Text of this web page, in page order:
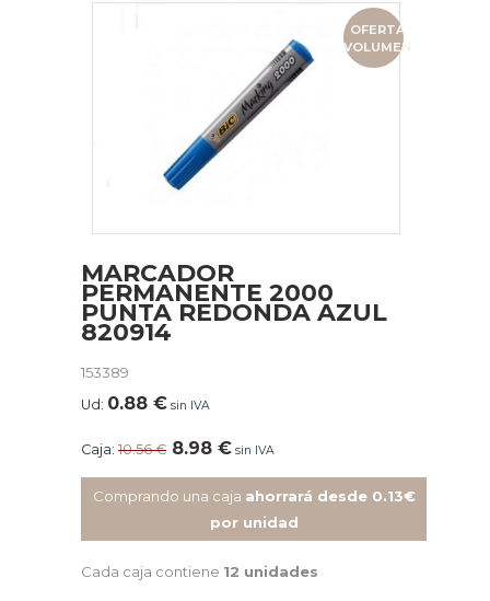
OFERTA
VOLUMEN
MARCADOR
PERMANENTE 2000
PUNTA REDONDA AZUL
820914
153389
Ud: 0.88 € sin IVA
Caja: 10.56€ 8.98 € sin IVA
Comprando una caja ahorrará desde 0.13€
por unidad
Cada caja contiene 12 unidades